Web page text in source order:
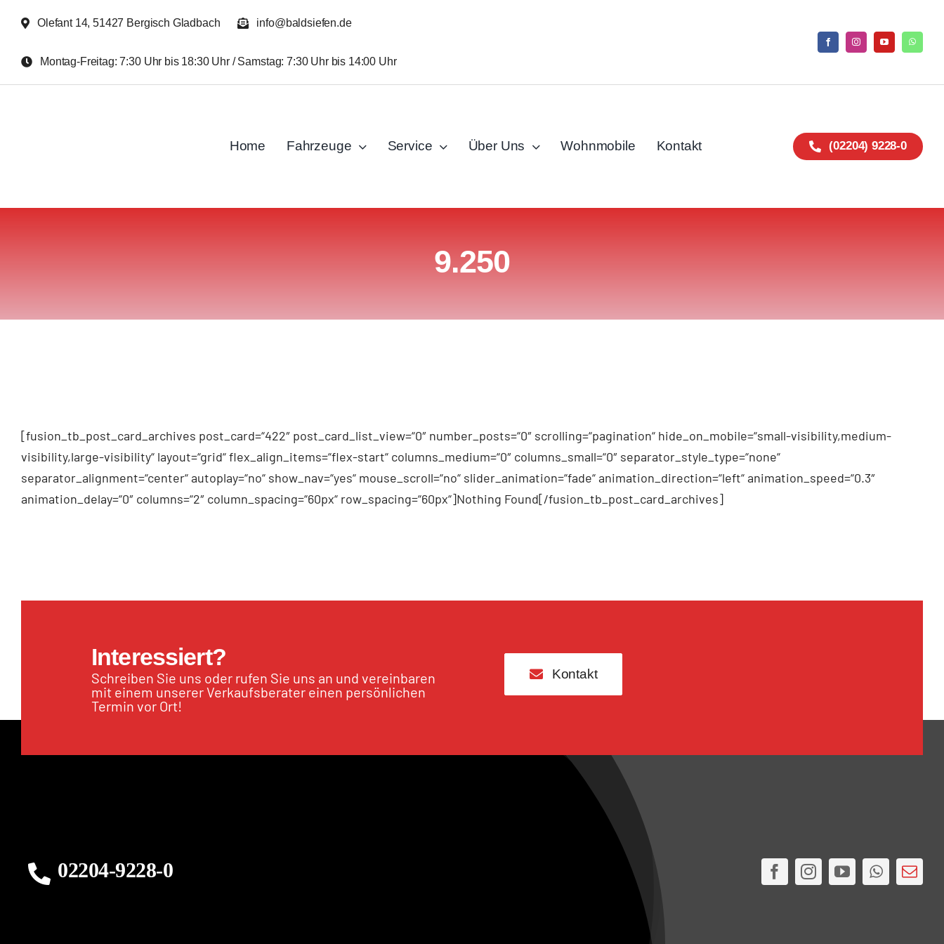
Inhalt
Olefant 14, 51427 Bergisch Gladbach info@baldsiefen.de
Montag-Freitag: 7:30 Uhr bis 18:30 Uhr / Samstag: 7:30 Uhr bis 14:00 Uhr
Home Fahrzeuge Service Über Uns Wohnmobile Kontakt (02204) 9228-0
9.250
[fusion_tb_post_card_archives post_card=“422″ post_card_list_view=“0″ number_posts=“0″ scrolling=“pagination“ hide_on_mobile=“small-visibility,medium-
visibility,large-visibility“ layout=“grid“ flex_align_items=“flex-start“ columns_medium=“0″ columns_small=“0″ separator_style_type=“none“
separator_alignment=“center“ autoplay=“no“ show_nav=“yes“ mouse_scroll=“no“ slider_animation=“fade“ animation_direction=“left“ animation_speed=“0.3″
animation_delay=“0″ columns=“2″ column_spacing=“60px“ row_spacing=“60px“]Nothing Found[/fusion_tb_post_card_archives]
Interessiert?
Schreiben Sie uns oder rufen Sie uns an und vereinbaren
mit einem unserer Verkaufsberater einen persönlichen
Termin vor Ort!
Kontakt
02204-9228-0